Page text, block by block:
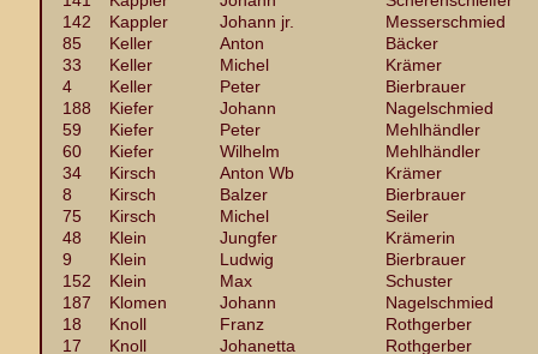
142
Kappler Johann jr.
Messerschmied
85
Keller Anton
Bäcker
33
Keller Michel
Krämer
4
Keller Peter
Bierbrauer
188
Kiefer Johann
Nagelschmied
59
Kiefer Peter
Mehlhändler
60
Kiefer Wilhelm
Mehlhändler
34
Kirsch Anton Wb
Krämer
8
Kirsch Balzer
Bierbrauer
75
Kirsch Michel
Seiler
48
Klein Jungfer
Krämerin
9
Klein Ludwig
Bierbrauer
152
Klein Max
Schuster
187
Klomen Johann
Nagelschmied
18
Knoll Franz
Rothgerber
17
Knoll Johanetta
Rothgerber